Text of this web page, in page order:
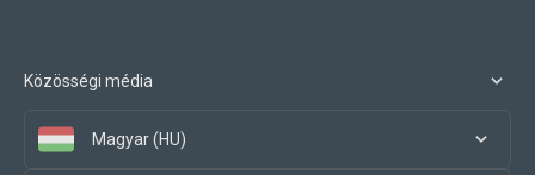
Közösségi média
Magyar (HU)